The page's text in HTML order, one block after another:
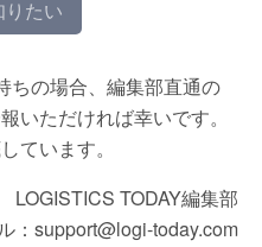
りたい
ちの場合、編集部直通の
いただければ幸いです。
ています。
LOGISTICS TODAY編集部
：support@logi-today.com